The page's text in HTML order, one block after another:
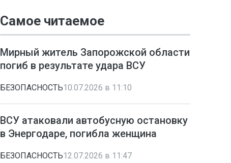
Самое читаемое
Мирный житель Запорожской области
погиб в результате удара ВСУ
БЕЗОПАСНОСТЬ10.07.2026 в 11:10
ВСУ атаковали автобусную остановку
в Энергодаре, погибла женщина
БЕЗОПАСНОСТЬ12.07.2026 в 11:47